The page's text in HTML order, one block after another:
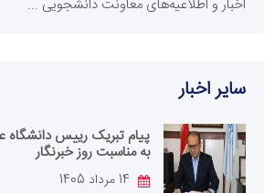
اخبار و اطلاعیه‌های معاونت دانشجویی ...
سایر اخبار
پیام تبریک رییس دانشگاه
به مناسبت روز خبرنگار